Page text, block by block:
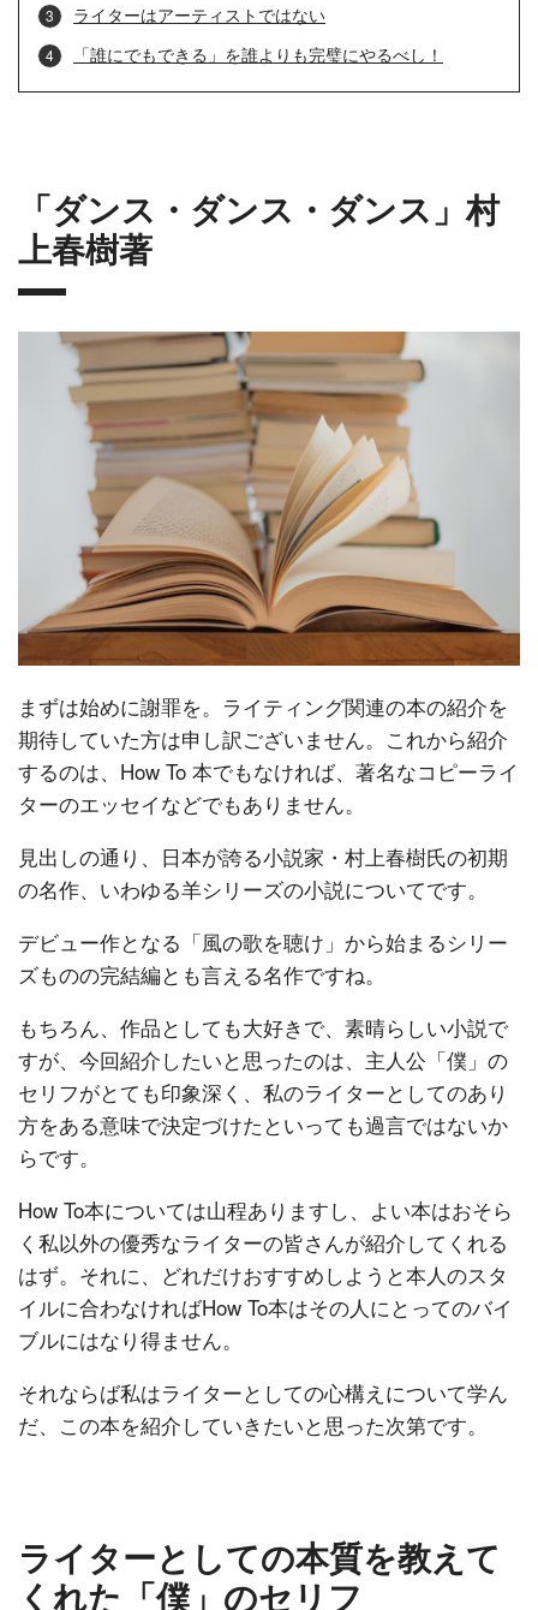
ライターはアーティストではない
「誰にでもできる」を誰よりも完璧にやるべし！
「ダンス・ダンス・ダンス」村
上春樹著
まずは始めに謝罪を。ライティング関連の本の紹介を
期待していた方は申し訳ございません。これから紹介
するのは、How To 本でもなければ、著名なコピーライ
ターのエッセイなどでもありません。
見出しの通り、日本が誇る小説家・村上春樹氏の初期
の名作、いわゆる羊シリーズの小説についてです。
デビュー作となる「風の歌を聴け」から始まるシリー
ズものの完結編とも言える名作ですね。
もちろん、作品としても大好きで、素晴らしい小説で
すが、今回紹介したいと思ったのは、主人公「僕」の
セリフがとても印象深く、私のライターとしてのあり
方をある意味で決定づけたといっても過言ではないか
らです。
How To本については山程ありますし、よい本はおそら
く私以外の優秀なライターの皆さんが紹介してくれる
はず。それに、どれだけおすすめしようと本人のスタ
イルに合わなければHow To本はその人にとってのバイ
ブルにはなり得ません。
それならば私はライターとしての心構えについて学ん
だ、この本を紹介していきたいと思った次第です。
ライターとしての本質を教えて
くれた「僕」のセリフ